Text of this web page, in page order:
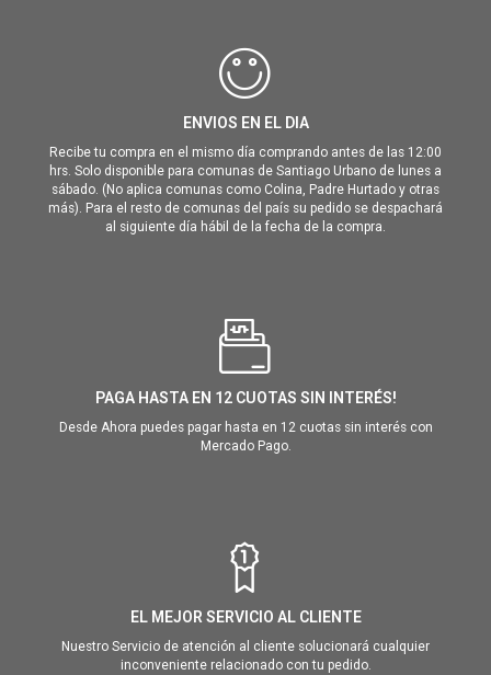
ENVIOS EN EL DIA
Recibe tu compra en el mismo día comprando antes de las 12:00
hrs. Solo disponible para comunas de Santiago Urbano de lunes a
sábado. (No aplica comunas como Colina, Padre Hurtado y otras
más). Para el resto de comunas del país su pedido se despachará
al siguiente día hábil de la fecha de la compra.
PAGA HASTA EN 12 CUOTAS SIN INTERÉS!
Desde Ahora puedes pagar hasta en 12 cuotas sin interés con
Mercado Pago.
EL MEJOR SERVICIO AL CLIENTE
Nuestro Servicio de atención al cliente solucionará cualquier
inconveniente relacionado con tu pedido.